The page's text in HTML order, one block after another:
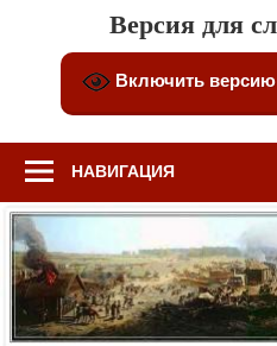
Версия для
Включить
НАВИГАЦИЯ